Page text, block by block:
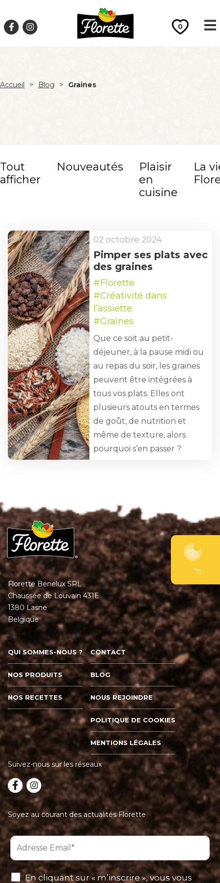
°c
0
Accueil > Blog > Graines
Tout
afficher
Nouveautés
Plaisir
en
cuisine
La
02 octobre 2024
Pimper ses plats avec
des graines
#Florette
#Créativité dans
l’assiette
#Graines
Que ce soit au petit-
déjeuner, à la pause midi ou
au repas du soir, les graines
peuvent être intégrées à
tous vos plats. Elles ont
plusieurs atouts en termes
de goût, de nutrition et
même de texture, alors
pourquoi s’en passer ?
Florette Benelux SRL
Chaussée de Louvain 431E
1380 Lasne
Belgique
QUI SOMMES-NOUS ?
NOS PRODUITS
NOS RECETTES
CONTACT
BLOG
NOUS REJOINDRE
POLITIQUE DE COOKIES
MENTIONS LÉGALES
Suivez-nous sur les réseaux
Soyez au courant des actualités Florette
En cliquant sur « m’inscrire », vous vous